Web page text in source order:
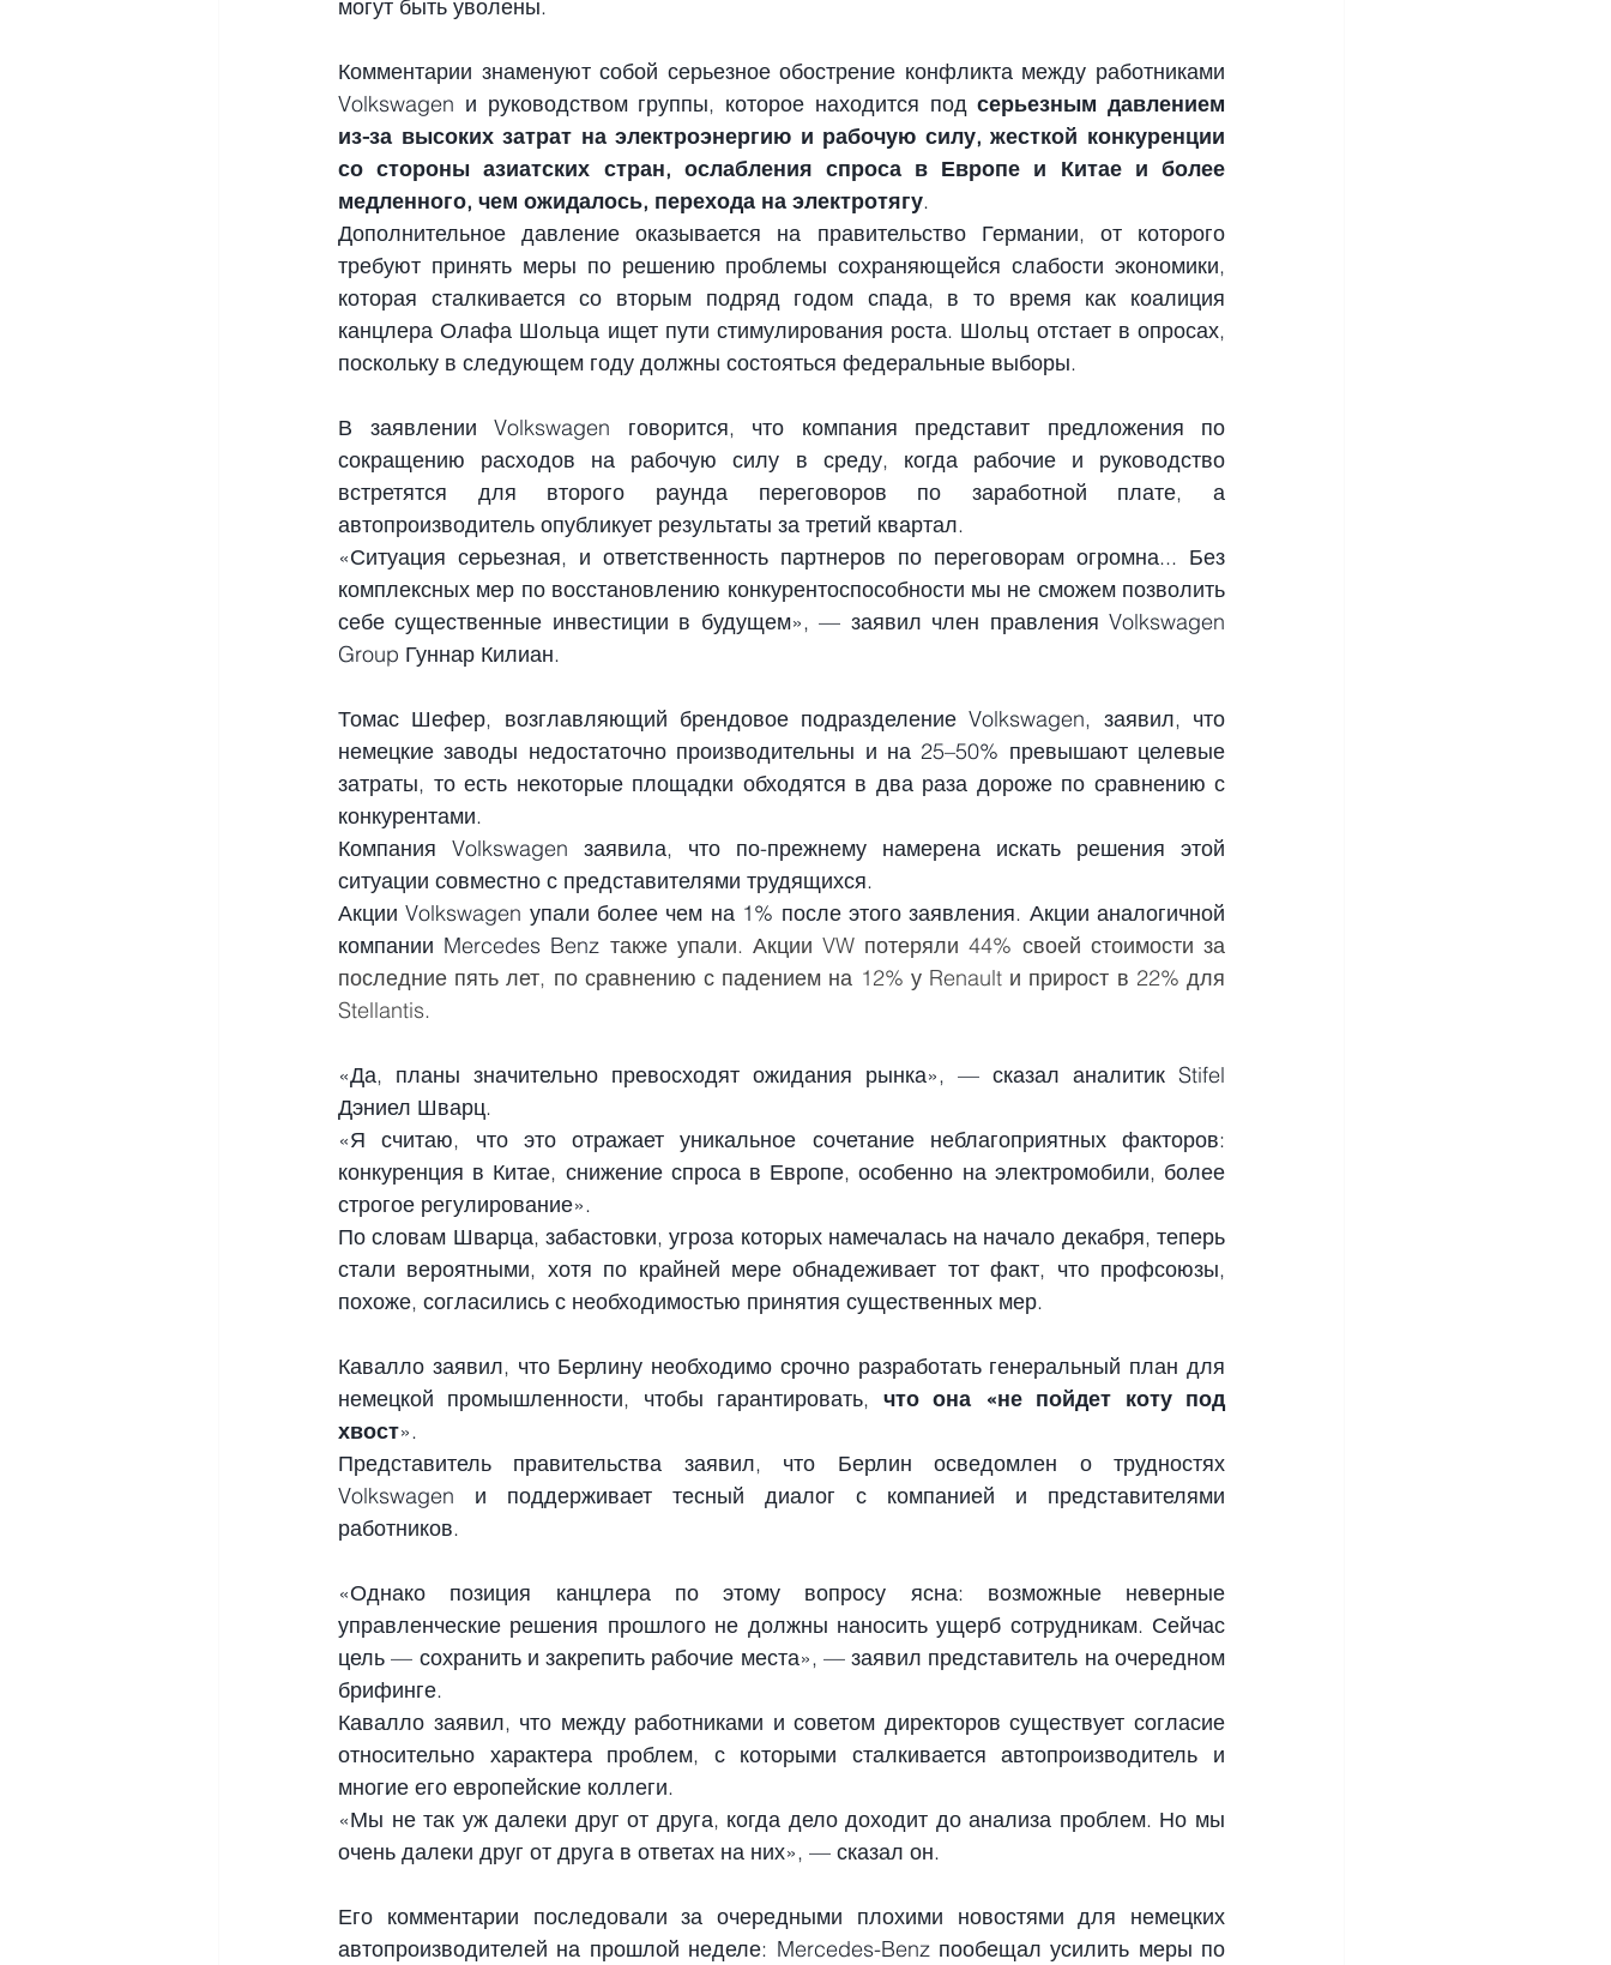
могут быть уволены.
Комментарии знаменуют собой серьезное обострение конфликта между работниками
Volkswagen и руководством группы, которое находится под серьезным давлением
из-за высоких затрат на электроэнергию и рабочую силу, жесткой конкуренции
со стороны азиатских стран, ослабления спроса в Европе и Китае и более
медленного, чем ожидалось, перехода на электротягу.
Дополнительное давление оказывается на правительство Германии, от которого
требуют принять меры по решению проблемы сохраняющейся слабости экономики,
которая сталкивается со вторым подряд годом спада, в то время как коалиция
канцлера Олафа Шольца ищет пути стимулирования роста. Шольц отстает в опросах,
поскольку в следующем году должны состояться федеральные выборы.
В заявлении Volkswagen говорится, что компания представит предложения по
сокращению расходов на рабочую силу в среду, когда рабочие и руководство
встретятся для второго раунда переговоров по заработной плате, а
автопроизводитель опубликует результаты за третий квартал.
«Ситуация серьезная, и ответственность партнеров по переговорам огромна... Без
комплексных мер по восстановлению конкурентоспособности мы не сможем позволить
себе существенные инвестиции в будущем», — заявил член правления Volkswagen
Group Гуннар Килиан.
Томас Шефер, возглавляющий брендовое подразделение Volkswagen, заявил, что
немецкие заводы недостаточно производительны и на 25–50% превышают целевые
затраты, то есть некоторые площадки обходятся в два раза дороже по сравнению с
конкурентами.
Компания Volkswagen заявила, что по-прежнему намерена искать решения этой
ситуации совместно с представителями трудящихся.
Акции Volkswagen упали более чем на 1% после этого заявления. Акции аналогичной
компании Mercedes Benz также упали. Акции VW потеряли 44% своей стоимости за
последние пять лет, по сравнению с падением на 12% у Renault и прирост в 22% для
Stellantis.
«Да, планы значительно превосходят ожидания рынка», — сказал аналитик Stifel
Дэниел Шварц.
«Я считаю, что это отражает уникальное сочетание неблагоприятных факторов:
конкуренция в Китае, снижение спроса в Европе, особенно на электромобили, более
строгое регулирование».
По словам Шварца, забастовки, угроза которых намечалась на начало декабря, теперь
стали вероятными, хотя по крайней мере обнадеживает тот факт, что профсоюзы,
похоже, согласились с необходимостью принятия существенных мер.
Кавалло заявил, что Берлину необходимо срочно разработать генеральный план для
немецкой промышленности, чтобы гарантировать, что она «не пойдет коту под
хвост».
Представитель правительства заявил, что Берлин осведомлен о трудностях
Volkswagen и поддерживает тесный диалог с компанией и представителями
работников.
«Однако позиция канцлера по этому вопросу ясна: возможные неверные
управленческие решения прошлого не должны наносить ущерб сотрудникам. Сейчас
цель — сохранить и закрепить рабочие места», — заявил представитель на очередном
брифинге.
Кавалло заявил, что между работниками и советом директоров существует согласие
относительно характера проблем, с которыми сталкивается автопроизводитель и
многие его европейские коллеги.
«Мы не так уж далеки друг от друга, когда дело доходит до анализа проблем. Но мы
очень далеки друг от друга в ответах на них», — сказал он.
Его комментарии последовали за очередными плохими новостями для немецких
автопроизводителей на прошлой неделе: Mercedes-Benz пообещал усилить меры по